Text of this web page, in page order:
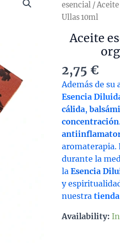
esencial /
Ullas 10ml
Aceite
2,75 €
Además de
Esencia
cálida,
concentración
aromaterapia.
durante la
la Esencia
y
nuestra
Availability: